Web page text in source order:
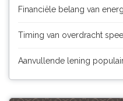
Financiële belang van
Timing van overdracht
Aanvullende lening